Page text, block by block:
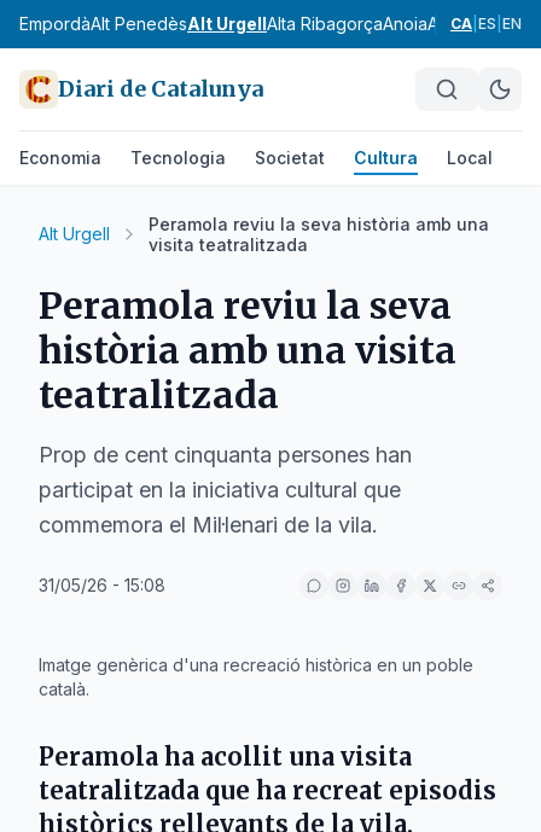
EmpordàAlt PenedèsAlt UrgellAlta RibagorçaAnoiaAranBages
CA ES EN
Diari de Catalunya
Economia Tecnologia Societat Cultura Local
Alt Urgell
Peramola reviu la seva història amb una
visita teatralitzada
Peramola reviu la seva
història amb una visita
teatralitzada
Prop de cent cinquanta persones han
participat en la iniciativa cultural que
commemora el Mil·lenari de la vila.
31/05/26 - 15:08
Imatge genèrica d'una recreació històrica en un poble
català.
Peramola ha acollit una visita
teatralitzada que ha recreat episodis
històrics rellevants de la vila,